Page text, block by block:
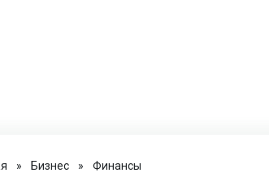
» Бизнес » Финансы